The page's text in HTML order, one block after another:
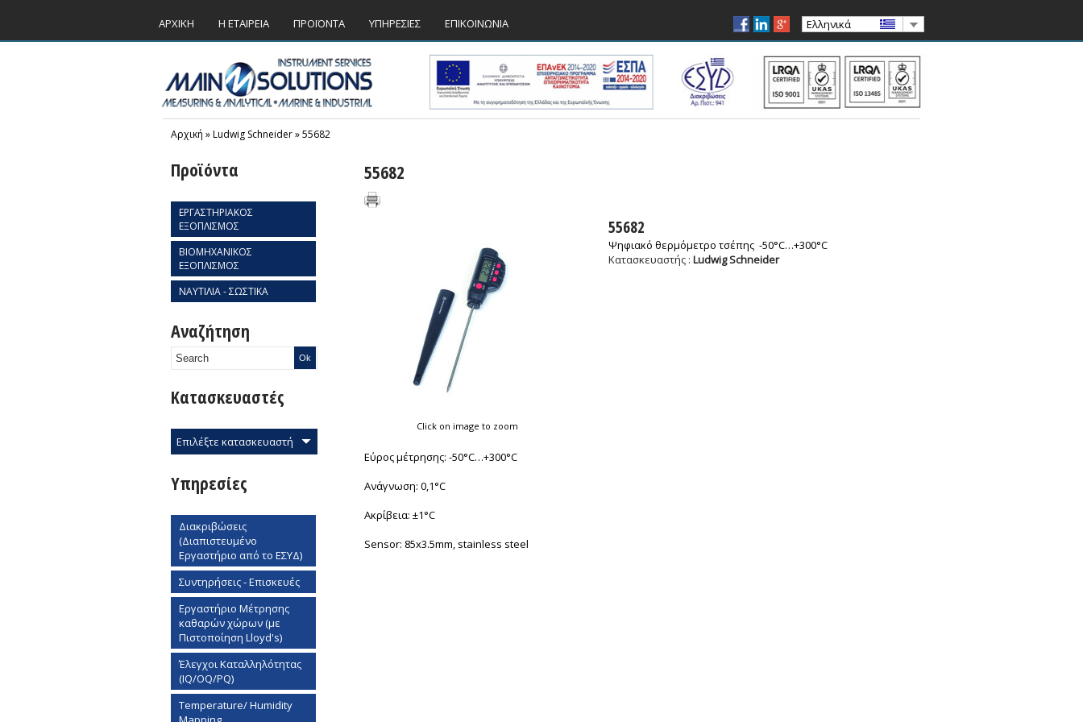
ΑΡΧΙΚΗ Η ΕΤΑΙΡΕΙΑ ΠΡΟΪΟΝΤΑ ΥΠΗΡΕΣΙΕΣ ΕΠΙΚΟΙΝΩΝΙΑ Ελληνικά
Αρχική »Ludwig Schneider»55682
Προϊόντα
ΕΡΓΑΣΤΗΡΙΑΚΟΣ
ΕΞΟΠΛΙΣΜΟΣ
ΒΙΟΜΗΧΑΝΙΚΟΣ
ΕΞΟΠΛΙΣΜΟΣ
ΝΑΥΤΙΛΙΑ - ΣΩΣΤΙΚΑ
Αναζήτηση
Κατασκευαστές
Επιλέξτε κατασκευαστή
Υπηρεσίες
Διακριβώσεις
(Διαπιστευμένο
Εργαστήριο από το ΕΣΥΔ)
Συντηρήσεις - Επισκευές
Εργαστήριο Mέτρησης
καθαρών χώρων (με
Πιστοποίηση Lloyd's)
Έλεγχοι Καταλληλότητας
(IQ/OQ/PQ)
Temperature/ Humidity
55682
Click on image to zoom
55682
Ψηφιακό θερμόμετρο τσέπης -50°C…+300°C
Κατασκευαστής : Ludwig Schneider
Εύρος μέτρησης: -50°C…+300°C
Ανάγνωση: 0,1°C
Ακρίβεια: ±1°C
Sensor: 85x3.5mm, stainless steel